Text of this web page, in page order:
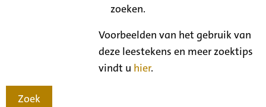
zoeken.
Voorbeelden van het gebruik van
deze leestekens en meer zoektips
vindt u hier.
Zoek